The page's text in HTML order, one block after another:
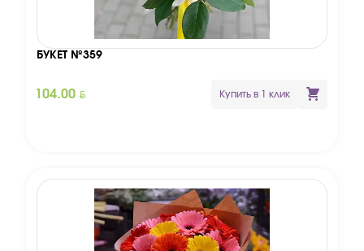
БУКЕТ №359
104.00 BYN Купить в 1 клик